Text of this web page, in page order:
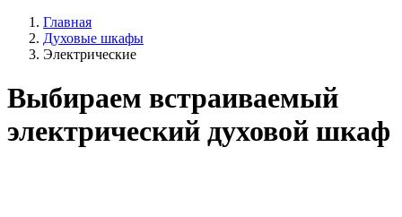
Главная
Духовые шкафы
Электрические
Выбираем встраиваемый
электрический духовой шкаф